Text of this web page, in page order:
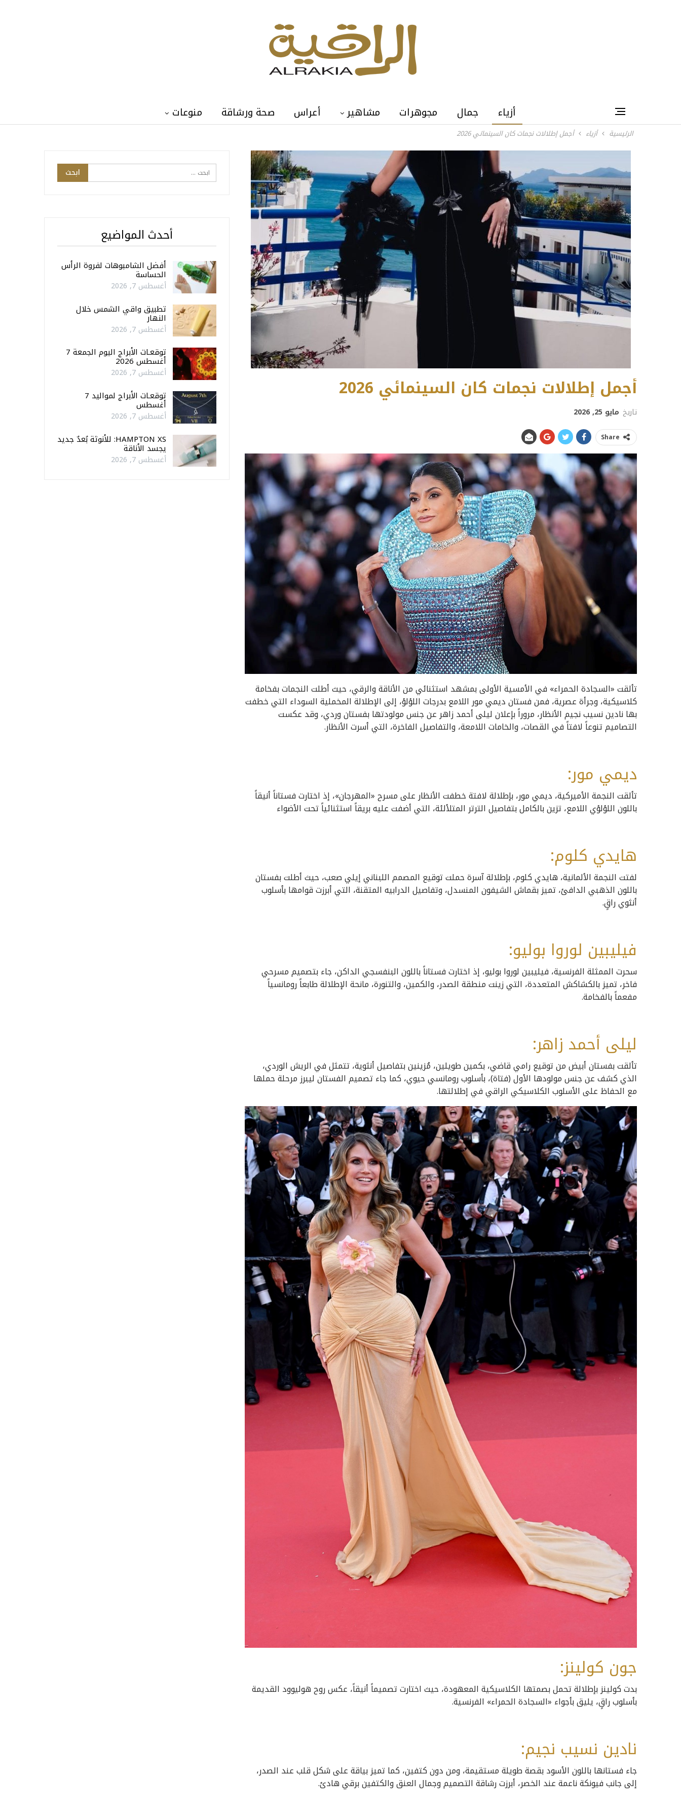
أزياء جمال مجوهرات مشاهير أعراس صحة ورشاقة منوعات
الرئيسية أزياء أجمل إطلالات نجمات كان السينمائي 2026
أجمل إطلالات نجمات كان السينمائي 2026
تاريخ مايو 25, 2026
Share
تألقت «السجادة الحمراء» في الأمسية الأولى بمشهد استثنائي من الأناقة والرقي، حيث أطلت النجمات بفخامة
كلاسيكية، وجرأة عصرية، فمن فستان ديمي مور اللامع بدرجات اللؤلؤ، إلى الإطلالة المخملية السوداء التي خطفت
بها نادين نسيب نجيم الأنظار، مروراً بإعلان ليلى أحمد زاهر عن جنس مولودتها بفستان وردي، وقد عكست
التصاميم تنوعاً لافتاً في القصات، والخامات اللامعة، والتفاصيل الفاخرة، التي أسرت الأنظار.
ديمي مور:
تألقت النجمة الأميركية، ديمي مور، بإطلالة لافتة خطفت الأنظار على مسرح «المهرجان»، إذ اختارت فستاناً أنيقاً
باللون اللؤلؤي اللامع، تزين بالكامل بتفاصيل الترتر المتلألئة، التي أضفت عليه بريقاً استثنائياً تحت الأضواء
هايدي كلوم:
لفتت النجمة الألمانية، هايدي كلوم، بإطلالة آسرة حملت توقيع المصمم اللبناني إيلي صعب، حيث أطلت بفستان
باللون الذهبي الدافئ، تميز بقماش الشيفون المنسدل، وتفاصيل الدرابيه المتقنة، التي أبرزت قوامها بأسلوب
أنثوي راقٍ.
فيليبين لوروا بوليو:
سحرت الممثلة الفرنسية، فيليبين لوروا بوليو، إذ اختارت فستاناً باللون البنفسجي الداكن، جاء بتصميم مسرحي
فاخر، تميز بالكشاكش المتعددة، التي زينت منطقة الصدر، والكمين، والتنورة، مانحة الإطلالة طابعاً رومانسياً
مفعماً بالفخامة.
ليلى أحمد زاهر:
تألقت بفستان أبيض من توقيع رامي قاضي، بكمين طويلين، مُزينين بتفاصيل أنثوية، تتمثل في الريش الوردي،
الذي كشف عن جنس مولودها الأول (فتاة)، بأسلوب رومانسي حيوي، كما جاء تصميم الفستان ليبرز مرحلة حملها
مع الحفاظ على الأسلوب الكلاسيكي الراقي في إطلالتها.
جون كولينز:
بدت كولينز بإطلالة تحمل بصمتها الكلاسيكية المعهودة، حيث اختارت تصميماً أنيقاً، عكس روح هوليوود القديمة
بأسلوب راقٍ، يليق بأجواء «السجادة الحمراء» الفرنسية.
نادين نسيب نجيم:
جاء فستانها باللون الأسود بقصة طويلة مستقيمة، ومن دون كتفين، كما تميز بياقة على شكل قلب عند الصدر،
إلى جانب فيونكة ناعمة عند الخصر، أبرزت رشاقة التصميم وجمال العنق والكتفين برقي هادئ.
أحدث المواضيع
أفضل الشامبوهات لفروة الرأس
الحساسة
أغسطس 7, 2026
تطبيق واقي الشمس خلال
النهار
أغسطس 7, 2026
توقعـات الأبراج اليوم الجمعة 7
أغسطس 2026
أغسطس 7, 2026
توقعـات الأبراج لمواليد 7
أغسطس
أغسطس 7, 2026
HAMPTON XS: للأنوثة بُعدٌ جديد
يجسد الأناقة
أغسطس 7, 2026